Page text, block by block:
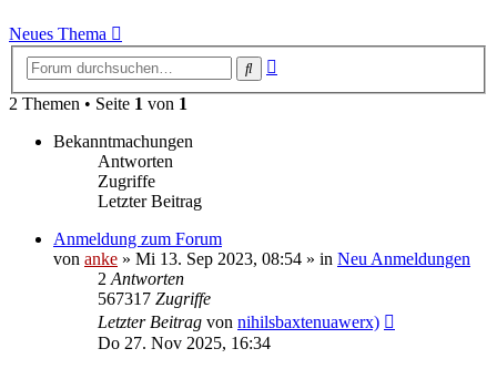
Neues Thema
Suche
2 Themen • Seite 1 von 1
Bekanntmachungen
Antworten
Zugriffe
Letzter Beitrag
Anmeldung zum Forum
von anke » Mi 13. Sep 2023, 08:54 » in Neu Anmeldungen
2 Antworten
567317 Zugriffe
Letzter Beitrag von nihilsbaxtenuawerx)
Do 27. Nov 2025, 16:34